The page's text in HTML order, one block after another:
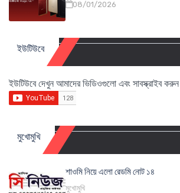
08/01/2026
ইউটিউবে
ইউটিউবে দেখুন আমাদের ভিডিওগুলো এবং সাবস্ক্রাইব করুন
মুখোমুখি
শাওমি নিয়ে এলো রেডমি নোট ১৪
মুখোমুখি